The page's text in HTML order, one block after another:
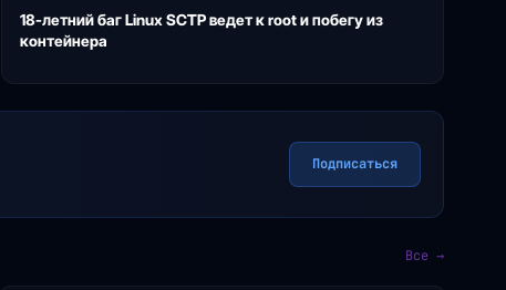
18-летний баг Linux SCTP ведет к root и побегу из
контейнера
Подписаться
Все →